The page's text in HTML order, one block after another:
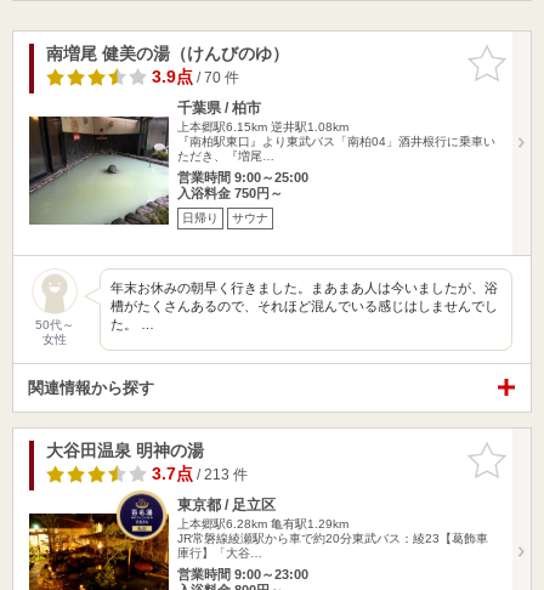
お気に入
りに追加
南増尾 健美の湯（けんびのゆ）
3.9点/ 70 件
千葉県 / 柏市
上本郷駅6.15km 逆井駅1.08km
『南柏駅東口』より東武バス「南柏04」酒井根行に乗車い
ただき、『増尾…
営業時間 9:00～25:00
入浴料金 750円～
日帰り サウナ
50代～
女性
年末お休みの朝早く行きました。まあまあ人は今いましたが、浴
槽がたくさんあるので、それほど混んでいる感じはしませんでし
た。 …
関連情報から探す
お気に入
りに追加
大谷田温泉 明神の湯
3.7点/ 213 件
東京都 / 足立区
上本郷駅6.28km 亀有駅1.29km
JR常磐線綾瀬駅から車で約20分東武バス：綾23【葛飾車
庫行】「大谷…
営業時間 9:00～23:00